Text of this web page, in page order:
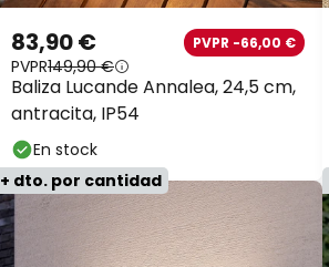
Baliza Lucande Annalea, 24,5 cm,
antracita, IP54
83,90 € PVPR -66,00 €
PVPR149,90 €
En stock
+ dto. por cantidad